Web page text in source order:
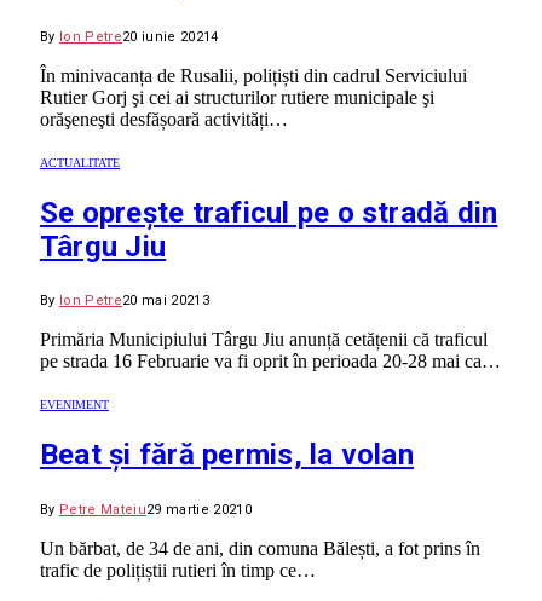
By Ion Petre20 iunie 20214
În minivacanța de Rusalii, polițiști din cadrul Serviciului
Rutier Gorj şi cei ai structurilor rutiere municipale şi
orăşeneşti desfășoară activități…
ACTUALITATE
Se oprește traficul pe o stradă din
Târgu Jiu
By Ion Petre20 mai 2021 3
Primăria Municipiului Târgu Jiu anunță cetățenii că traficul
pe strada 16 Februarie va fi oprit în perioada 20-28 mai ca…
EVENIMENT
Beat și fără permis, la volan
By Petre Mateiu29 martie 2021 0
Un bărbat, de 34 de ani, din comuna Bălești, a fot prins în
trafic de polițiștii rutieri în timp ce…